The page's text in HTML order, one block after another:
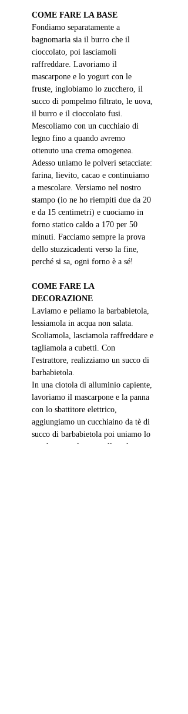
COME FARE LA BASE
Fondiamo separatamente a
bagnomaria sia il burro che il
cioccolato, poi lasciamoli
raffreddare. Lavoriamo il
mascarpone e lo yogurt con le
fruste, inglobiamo lo zucchero, il
succo di pompelmo filtrato, le uova,
il burro e il cioccolato fusi.
Mescoliamo con un cucchiaio di
legno fino a quando avremo
ottenuto una crema omogenea.
Adesso uniamo le polveri setacciate:
farina, lievito, cacao e continuiamo
a mescolare. Versiamo nel nostro
stampo (io ne ho riempiti due da 20
e da 15 centimetri) e cuociamo in
forno statico caldo a 170 per 50
minuti. Facciamo sempre la prova
dello stuzzicadenti verso la fine,
perché si sa, ogni forno è a sé!
COME FARE LA
DECORAZIONE
Laviamo e peliamo la barbabietola,
lessiamola in acqua non salata.
Scoliamola, lasciamola raffreddare e
tagliamola a cubetti. Con
l'estrattore, realizziamo un succo di
barbabietola.
In una ciotola di alluminio capiente,
lavoriamo il mascarpone e la panna
con lo sbattitore elettrico,
aggiungiamo un cucchiaino da tè di
succo di barbabietola poi uniamo lo
zucchero a velo poco alla volta.